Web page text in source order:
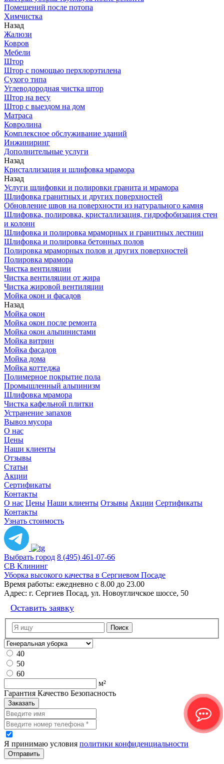
Помещений после потопа
Химчистка
Назад
Жалюзи
Ковров
Мебели
Штор
Штор с помощью перхлорэтилена
Сухого типа
Углеводородная чистка штор
Штор на весу
Штор с выездом на дом
Матраса
Ковролина
Комплексное обслуживание зданий
Инжиниринг
Дополнительные услуги
Назад
Кристаллизация и шлифовка мрамора
Назад
Услуги шлифовки и полировки гранита и мрамора
Шлифовка гранитных и других поверхностей
Обновление швов на поверхности из натурального камня
Шлифовка, полировка, кристаллизация, гидрофобизация стен
и колонн
Шлифовка и полировка мраморных и гранитных лестниц
Шлифовка и полировка бетонных полов
Полировка мраморных полов и других поверхностей
Полировка мрамора
Чистка вентиляции
Чистка вентиляции от жира
Чистка жировой вентиляции
Мойка окон и фасадов
Назад
Мойка окон
Мойка окон после ремонта
Мойка окон альпинистами
Мойка витрин
Мойка фасадов
Мойка дома
Мойка коттеджа
Полимерное покрытие пола
Промышленный альпинизм
Шлифовка мрамора
Чистка кафельной плитки
Устранение запахов
Вывоз мусора
О нас
Цены
Наши клиенты
Отзывы
Статьи
Акции
Сертификаты
Контакты
О нас Цены Наши клиенты Отзывы Акции Сертификаты
Контакты
Узнать стоимость
Выбрать город 8 (495) 461-07-66
СВ Клининг
Уборка высокого качества в Сергиевом Посаде
Время работы: ежедневно с 8.00 до 23.00
Адрес: г. Сергиев Посад, ул. Новоугличское шоссе, 50
Оставить заявку
40
50
60
м²
Гарантия Качество Безопасность
Заказать
Я принимаю условия политики конфиденциальности
Отправить